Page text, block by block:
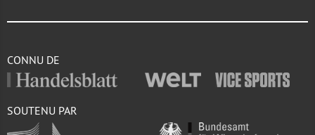
CONNU DE
SOUTENU PAR